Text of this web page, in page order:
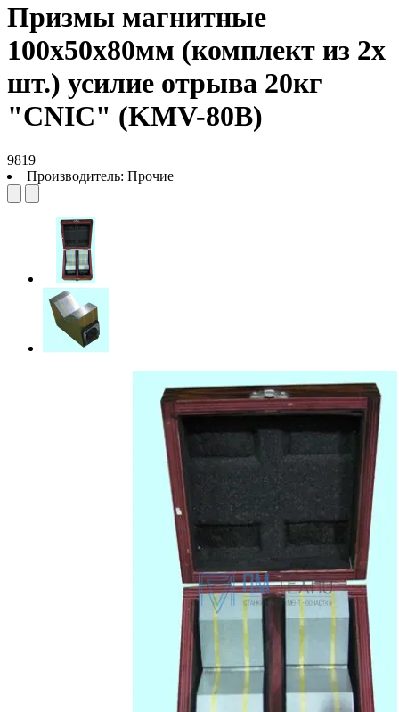
Призмы магнитные
100х50х80мм (комплект из 2х
шт.) усилие отрыва 20кг
"CNIC" (KMV-80В)
9819
Производитель: Прочие